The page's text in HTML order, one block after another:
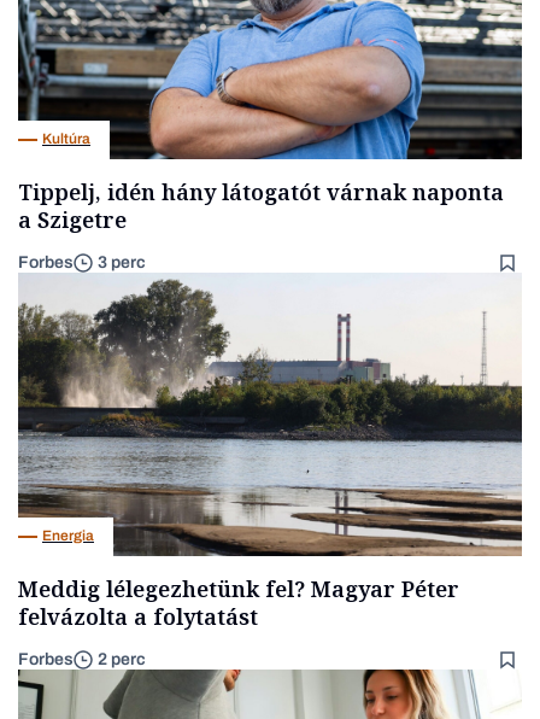
Kultúra
Tippelj, idén hány látogatót várnak naponta
a Szigetre
Forbes 3 perc
Energia
Meddig lélegezhetünk fel? Magyar Péter
felvázolta a folytatást
Forbes 2 perc